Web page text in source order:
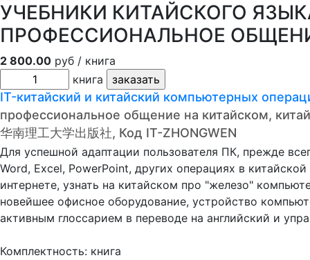
УЧЕБНИКИ КИТАЙСКОГО
ПРОФЕССИОНАЛЬНОЕ
2 800.00 руб / книга
книга
IT-китайский и китайский компьютерных
профессиональное общение на китайском,
华南理工大学出版社, Код IT-ZHONGWEN
Для успешной адаптации пользователя ПК, прежде
Word, Excel, PowerPoint, других операциях в
интернете, узнать на китайском про "железо"
новейшее офисное оборудование, устройство
активным глоссарием в переводе на английский и
Комплектность: книга